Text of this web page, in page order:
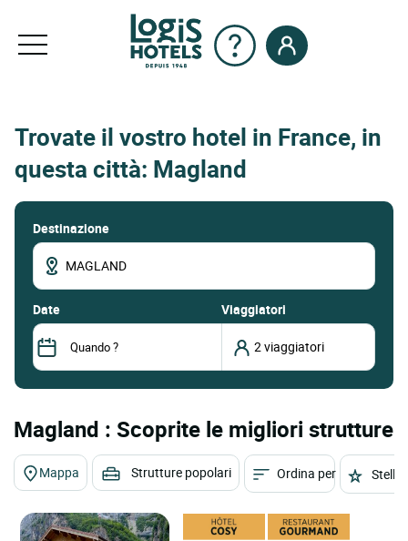
Trovate il vostro hotel in France, in
questa città: Magland
Destinazione
date Viaggiatori
Magland : Scoprite le migliori strutture
Mappa Strutture popolari Ordina per Stelle